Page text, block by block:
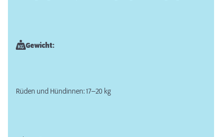
Gewicht:
Rüden und Hündinnen: 17–20 kg